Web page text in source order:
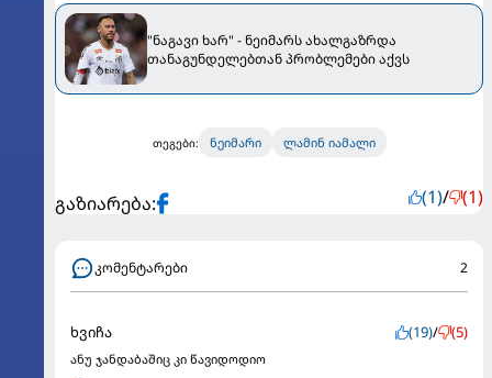
"ნაგავი ხარ" - ნეიმარს ახალგაზრდა
თანაგუნდელებთან პრობლემები აქვს
თეგები: ნეიმარი ლამინ იამალი
გაზიარება: (1)/ (1)
კომენტარები 2
ხვიჩა (19)/ (5)
ანუ ჯანდაბაშიც კი წავიდოდიო